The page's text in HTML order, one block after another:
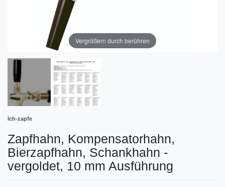
Vergrößern durch berühren
Ich-zapfe
Zapfhahn, Kompensatorhahn,
Bierzapfhahn, Schankhahn -
vergoldet, 10 mm Ausführung